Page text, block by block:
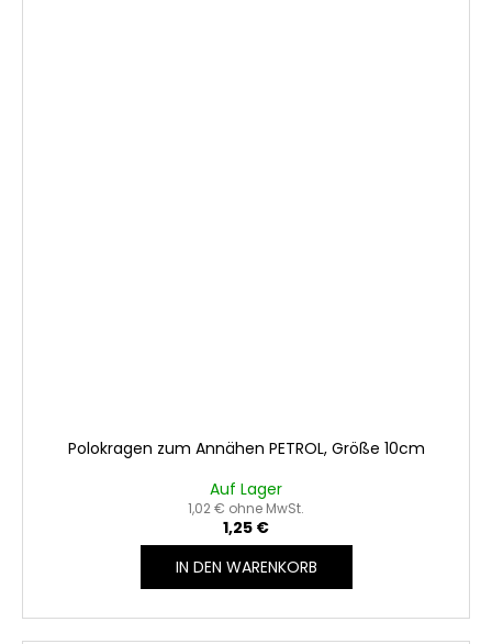
Polokragen zum Annähen PETROL, Größe 10cm
Auf Lager
1,02 € ohne MwSt.
1,25 €
IN DEN WARENKORB